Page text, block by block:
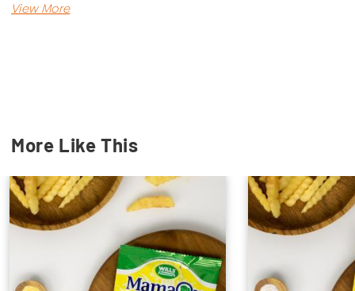
dari bahan-bahan pilihan sehingga menghasilkan rasa yang
More Like This